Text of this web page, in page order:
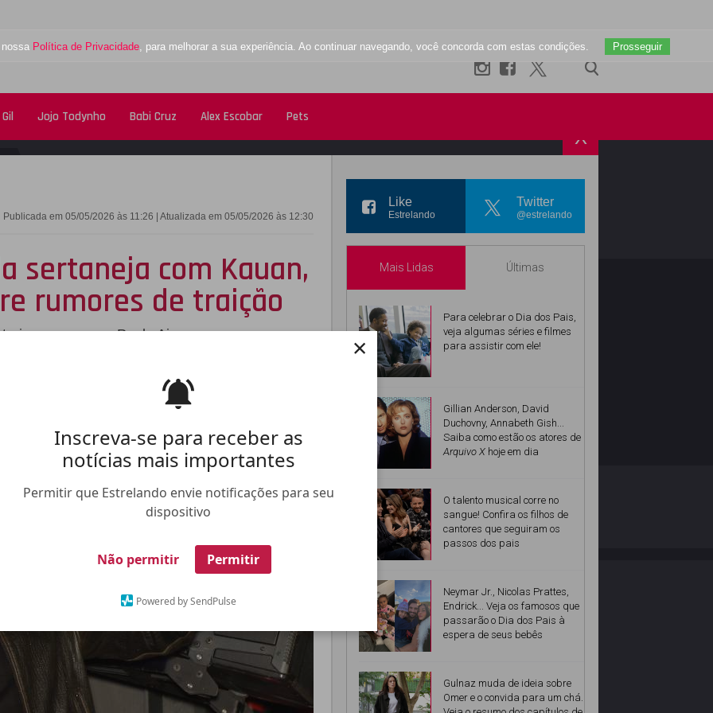
Inscreva-se para receber as
notícias mais importantes
Permitir que Estrelando envie notificações para seu
dispositivo
Não permitir Permitir
Powered by SendPulse
×
Política de Privacidade, para melhorar a sua experiência. Ao continuar navegando, você concorda com estas condições. Prosseguir
Jojo Todynho Babi Cruz Alex Escobar Pets
X
Publicada em 05/05/2026 às 11:26 | Atualizada em 05/05/2026 às 12:30
sertaneja com Kauan,
rumores de traição
a ex-esposa, Paula Aires
Like
Estrelando
Twitter
@estrelando
Mais Lidas Últimas
Para celebrar o Dia dos Pais,
veja algumas séries e filmes
para assistir com ele!
Gillian Anderson, David
Duchovny, Annabeth Gish...
Saiba como estão os atores de
Arquivo X hoje em dia
O talento musical corre no
sangue! Confira os filhos de
cantores que seguiram os
passos dos pais
Neymar Jr., Nicolas Prattes,
Endrick... Veja os famosos que
passarão o Dia dos Pais à
espera de seus bebês
Gulnaz muda de ideia sobre
Omer e o convida para um chá.
INSTAGRAM
FALE CONOSCO ANUNCIE NO ESTRELANDO TRABALHE NO ESTRELANDO
Desenvolvido por